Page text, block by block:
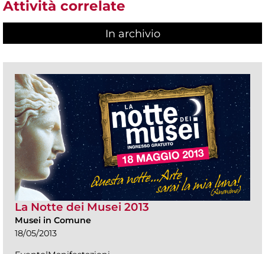
Attività correlate
In archivio
La Notte dei Musei 2013
Musei in Comune
18/05/2013